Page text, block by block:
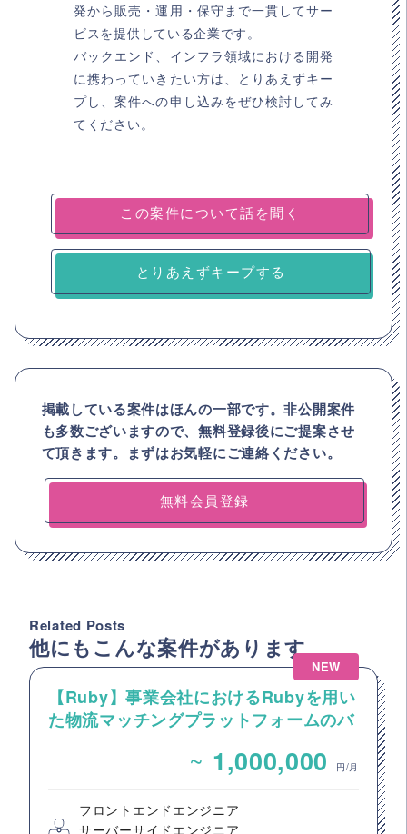
発から販売・運用・保守まで一貫してサー
ビスを提供している企業です。
バックエンド、インフラ領域における開発
に携わっていきたい方は、とりあえずキー
プし、案件への申し込みをぜひ検討してみ
てください。
とりあえずキープする
掲載している案件はほんの一部です。非公開案件
も多数ございますので、無料登録後にご提案させ
て頂きます。まずはお気軽にご連絡ください。
無料会員登録
Related Posts
他にもこんな案件があります
NEW
【Ruby】事業会社におけるRubyを用い
た物流マッチングプラットフォームのバ
~ 1,000,000 円/月
フロントエンドエンジニア
サーバーサイドエンジニア